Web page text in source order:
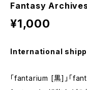
Fantasy Archives
¥1,000
International
「fantarium [黒]」「